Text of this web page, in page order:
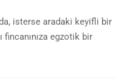
isterse aradaki keyifli bir
fincanınıza egzotik bir